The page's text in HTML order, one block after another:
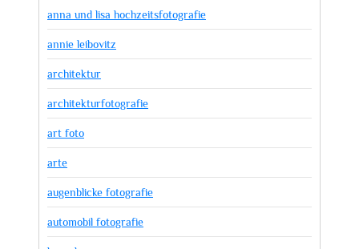
anna und lisa hochzeitsfotografie
annie leibovitz
architektur
architekturfotografie
art foto
arte
augenblicke fotografie
automobil fotografie